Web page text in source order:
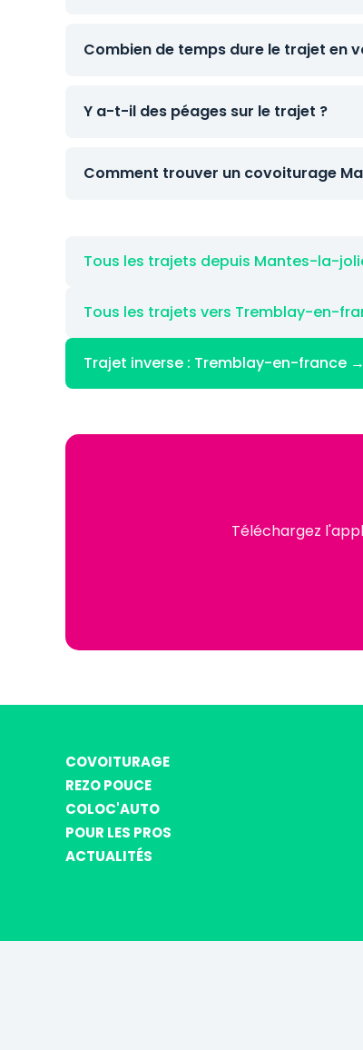
Combien de temps dure le trajet en
Y a-t-il des péages sur le trajet ?
Comment trouver un covoiturage
Tous les trajets depuis Mantes-la-
Tous les trajets vers Tremblay-en-
Trajet inverse : Tremblay-en-france
Téléchargez
COVOITURAGE
REZO POUCE
COLOC'AUTO
POUR LES PROS
ACTUALITÉS